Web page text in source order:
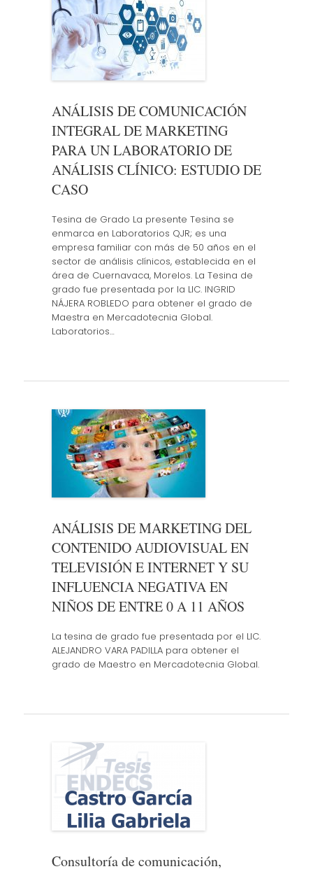
ANÁLISIS DE COMUNICACIÓN
INTEGRAL DE MARKETING
PARA UN LABORATORIO DE
ANÁLISIS CLÍNICO: ESTUDIO DE
CASO
Tesina de Grado La presente Tesina se
enmarca en Laboratorios QJR; es una
empresa familiar con más de 50 años en el
sector de análisis clínicos, establecida en el
área de Cuernavaca, Morelos. La Tesina de
grado fue presentada por la LIC. INGRID
NÁJERA ROBLEDO para obtener el grado de
Maestra en Mercadotecnia Global.
Laboratorios…
ANÁLISIS DE MARKETING DEL
CONTENIDO AUDIOVISUAL EN
TELEVISIÓN E INTERNET Y SU
INFLUENCIA NEGATIVA EN
NIÑOS DE ENTRE 0 A 11 AÑOS
La tesina de grado fue presentada por el LIC.
ALEJANDRO VARA PADILLA para obtener el
grado de Maestro en Mercadotecnia Global.
Consultoría de comunicación,